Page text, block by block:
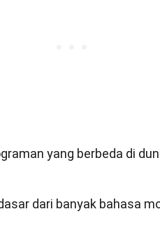
yang berbeda di
dari banyak bahasa